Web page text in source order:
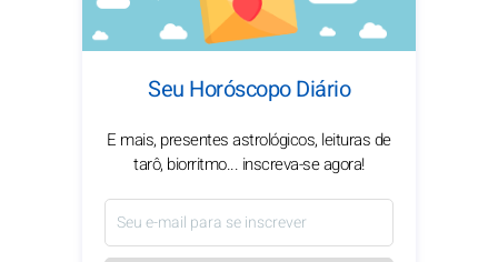
Seu Horóscopo Diário
E mais, presentes astrológicos, leituras de
tarô, biorritmo... inscreva-se agora!